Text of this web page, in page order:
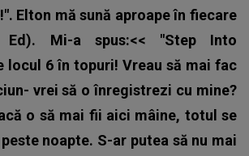
Elton mă sună aproape în fiecare
Mi-a spus:<< "Step Into
locul 6 în topuri! Vreau să mai fac
vrei să o înregistrezi cu mine?
o să mai fii aici mâine, totul se
noapte. S-ar putea să nu mai